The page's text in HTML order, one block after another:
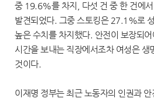
중 19.6%를 차지, 다섯 건 중 한 건에서
발견되었다. 그중 스토킹은 27.1%로
높은 수치를 차지했다. 안전이 보장되
시간을 보내는 직장에서조차 여성은 생
것이다.
이재명 정부는 최근 노동자의 인권과